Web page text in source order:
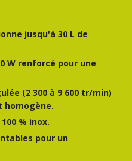
jusqu'à 30 L de
W renforcé pour une
(2 300 à 9 600 tr/min)
homogène.
% inox.
pour un